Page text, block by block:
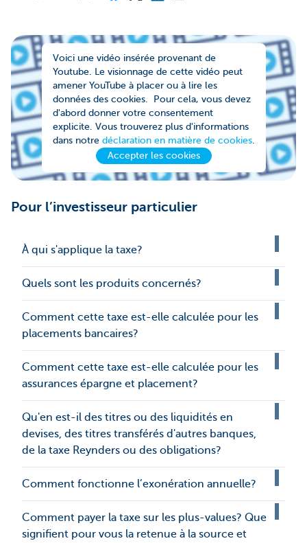
Voici une vidéo insérée provenant de
Youtube. Le visionnage de cette vidéo peut
amener YouTube à placer ou à lire les
données des cookies. Pour cela, vous devez
d'abord donner votre consentement
explicite. Vous trouverez plus d'informations
dans notre déclaration en matière de cookies.
Accepter les cookies
Pour l’investisseur particulier
À qui s'applique la taxe?
Quels sont les produits concernés?
Comment cette taxe est-elle calculée pour les
placements bancaires?
Comment cette taxe est-elle calculée pour les
assurances épargne et placement?
Qu'en est-il des titres ou des liquidités en
devises, des titres transférés d'autres banques,
de la taxe Reynders ou des obligations?
Comment fonctionne l’exonération annuelle?
Comment payer la taxe sur les plus-values? Que
signifient pour vous la retenue à la source et